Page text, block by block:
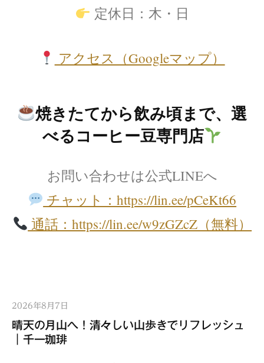
定休日：木・日
アクセス（Googleマップ）
焼きたてから飲み頃まで、選
べるコーヒー豆専門店
お問い合わせは公式LINEへ
チャット：https://lin.ee/pCeKt66
通話：https://lin.ee/w9zGZcZ（無料）
2026年8月7日
晴天の月山へ！清々しい山歩きでリフレッシュ
｜千一珈琲